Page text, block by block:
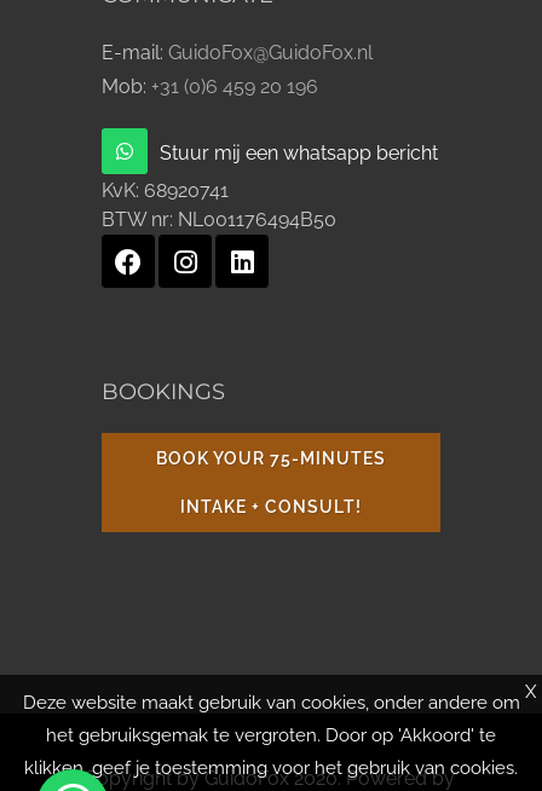
E-mail: GuidoFox@GuidoFox.nl
Mob: +31 (0)6 459 20 196
Stuur mij een whatsapp bericht
KvK: 68920741
BTW nr: NL001176494B50
BOOKINGS
BOOK YOUR 75-MINUTES
INTAKE + CONSULT!
Copyright by GuidoFox 2020. Powered by
Deze website maakt gebruik van cookies, onder andere om
het gebruiksgemak te vergroten. Door op 'Akkoord' te
klikken, geef je toestemming voor het gebruik van cookies.
X